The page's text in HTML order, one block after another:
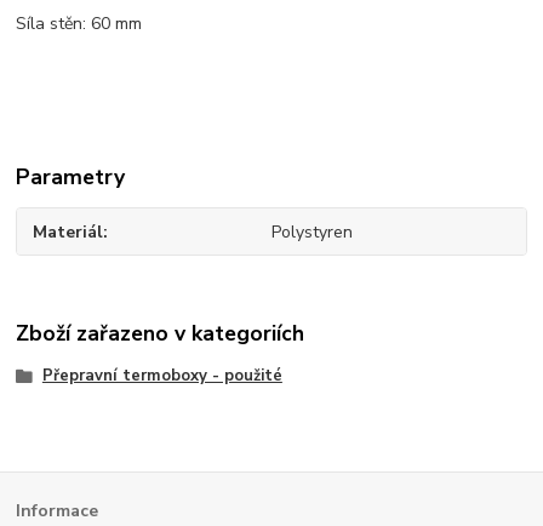
Síla stěn: 60 mm
Parametry
Materiál Polystyren
Zboží zařazeno v kategoriích
Přepravní termoboxy - použité
Informace